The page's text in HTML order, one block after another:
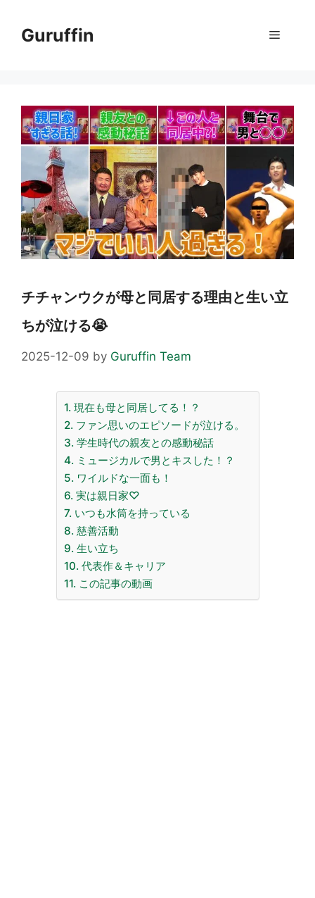
Guruffin メ
ュ
ー
チチャンウクが母と同居する理由と生い立
ちが泣ける😭
2025-12-09 by Guruffin Team
1. 現在も母と同居してる！？
2. ファン思いのエピソードが泣ける。
3. 学生時代の親友との感動秘話
4. ミュージカルで男とキスした！？
5. ワイルドな一面も！
6. 実は親日家♡
7. いつも水筒を持っている
8. 慈善活動
9. 生い立ち
10. 代表作＆キャリア
11. この記事の動画